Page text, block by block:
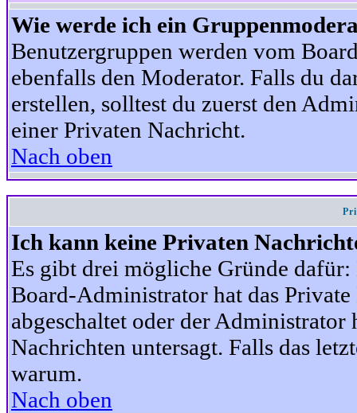
Wie werde ich ein
Benutzergruppen werden vom
ebenfalls den Moderator. Falls du
erstellen, solltest du zuerst den
einer Privaten Nachricht.
Nach oben
Ich kann keine Privaten
Es gibt drei mögliche Gründe
Board-Administrator hat das
abgeschaltet oder der
Nachrichten untersagt. Falls das
warum.
Nach oben